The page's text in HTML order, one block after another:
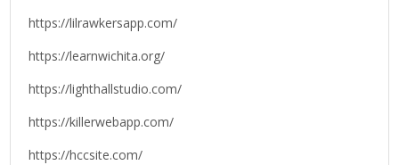
https://lilrawkersapp.com/
https://learnwichita.org/
https://lighthallstudio.com/
https://killerwebapp.com/
https://hccsite.com/